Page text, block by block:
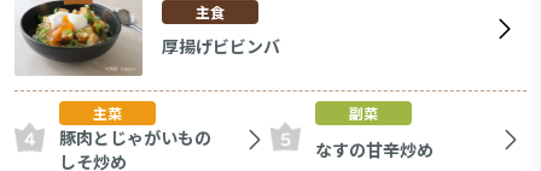
主食
厚揚げビビンバ
主菜
豚肉とじゃがいもの
しそ炒め
副菜
なすの甘辛炒め